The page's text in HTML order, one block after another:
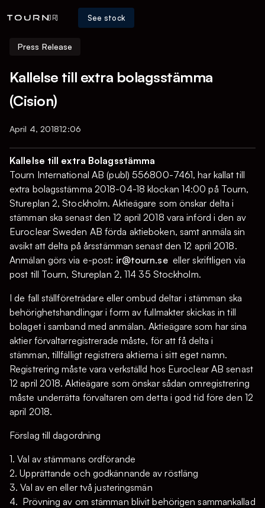
[IR] See stock
Press Release
Kallelse till extra bolagsstämma
(Cision)
April 4, 201812:06
Kallelse till extra Bolagsstämma
Tourn International AB (publ) 556800-7461, har kallat till
extra bolagsstämma 2018-04-18 klockan 14:00 på Tourn,
Stureplan 2, Stockholm. Aktieägare som önskar delta i
stämman ska senast den 12 april 2018 vara införd i den av
Euroclear Sweden AB förda aktieboken, samt anmäla sin
avsikt att delta på årsstämman senast den 12 april 2018.
Anmälan görs via e-post: ir@tourn.seeller skriftligen via
post till Tourn, Stureplan 2, 114 35 Stockholm.
I de fall ställföreträdare eller ombud deltar i stämman ska
behörighetshandlingar i form av fullmakter skickas in till
bolaget i samband med anmälan. Aktieägare som har sina
aktier förvaltarregistrerade måste, för att få delta i
stämman, tillfälligt registrera aktierna i sitt eget namn.
Registrering måste vara verkställd hos Euroclear AB senast
12 april 2018. Aktieägare som önskar sådan omregistrering
måste underrätta förvaltaren om detta i god tid före den 12
april 2018.
Förslag till dagordning
1. Val av stämmans ordförande
2. Upprättande och godkännande av röstläng
3. Val av en eller två justeringsmän
4. Prövning av om stämman blivit behörigen sammankallad